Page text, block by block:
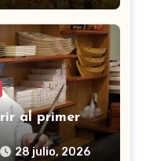
al primer
28 julio, 2026